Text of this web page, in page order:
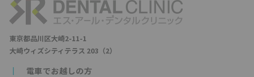
東京都品川区大崎2-11-1
大崎ウィズシティテラス 203（2）
┃ 電車でお越しの方